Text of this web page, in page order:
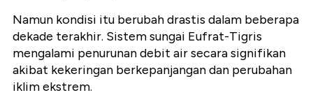
Namun kondisi itu berubah drastis dalam beberapa
dekade terakhir. Sistem sungai Eufrat-Tigris
mengalami penurunan debit air secara signifikan
akibat kekeringan berkepanjangan dan perubahan
iklim ekstrem.